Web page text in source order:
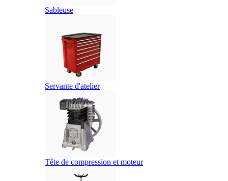
Sableuse
Servante d'atelier
Tête de compression et moteur